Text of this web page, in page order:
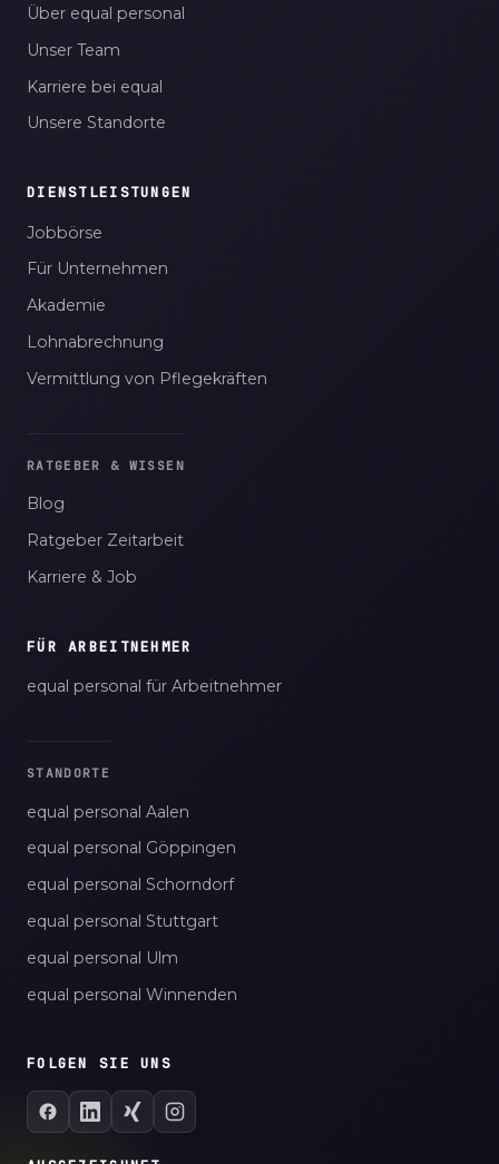
Über equal personal
Unser Team
Karriere bei equal
Unsere Standorte
DIENSTLEISTUNGEN
Jobbörse
Für Unternehmen
Akademie
Lohnabrechnung
Vermittlung von Pflegekräften
RATGEBER & WISSEN
Blog
Ratgeber Zeitarbeit
Karriere & Job
FÜR ARBEITNEHMER
equal personal für Arbeitnehmer
STANDORTE
equal personal Aalen
equal personal Göppingen
equal personal Schorndorf
equal personal Stuttgart
equal personal Ulm
equal personal Winnenden
FOLGEN SIE UNS